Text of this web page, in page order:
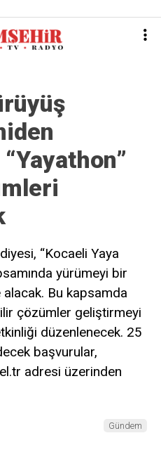
“Kocaeli Yaya
yürümeyi bir
Bu kapsamda
çözümler geliştirmeyi
düzenlenecek. 25
başvurular,
adresi üzerinden
Gündem